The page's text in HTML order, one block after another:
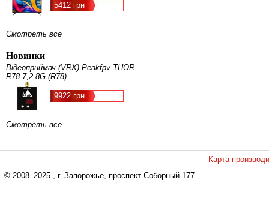
5412 грн
Смотреть все
Новинки
Відеоприймач (VRX) Peakfpv THOR
R78 7,2-8G (R78)
9922 грн
Смотреть все
Карта
© 2008–2025 , г. Запорожье, проспект Соборный 177